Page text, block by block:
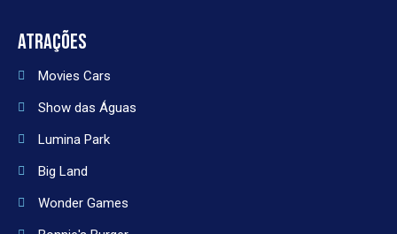
ATRAÇÕES
Movies Cars
Show das Águas
Lumina Park
Big Land
Wonder Games